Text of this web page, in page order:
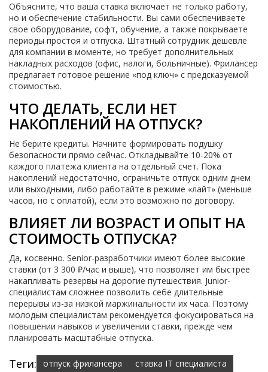
Объясните, что ваша ставка включает не только работу,
но и обеспечение стабильности. Вы сами обеспечиваете
свое оборудование, софт, обучение, а также покрываете
периоды простоя и отпуска. Штатный сотрудник дешевле
для компании в моменте, но требует дополнительных
накладных расходов (офис, налоги, больничные). Фрилансер
предлагает готовое решение «под ключ» с предсказуемой
стоимостью.
ЧТО ДЕЛАТЬ, ЕСЛИ НЕТ
НАКОПЛЕНИЙ НА ОТПУСК?
Не берите кредиты. Начните формировать подушку
безопасности прямо сейчас. Откладывайте 10-20% от
каждого платежа клиента на отдельный счет. Пока
накоплений недостаточно, ограничьте отпуск одним днем
или выходными, либо работайте в режиме «лайт» (меньше
часов, но с оплатой), если это возможно по договору.
ВЛИЯЕТ ЛИ ВОЗРАСТ И ОПЫТ НА
СТОИМОСТЬ ОТПУСКА?
Да, косвенно. Senior-разработчики имеют более высокие
ставки (от 3 300 ₽/час и выше), что позволяет им быстрее
накапливать резервы на дорогие путешествия. Junior-
специалистам сложнее позволить себе длительные
перерывы из-за низкой маржинальности их часа. Поэтому
молодым специалистам рекомендуется фокусироваться на
повышении навыков и увеличении ставки, прежде чем
планировать масштабные отпуска.
Теги: отпуск фрилансера
ставка IT специалиста